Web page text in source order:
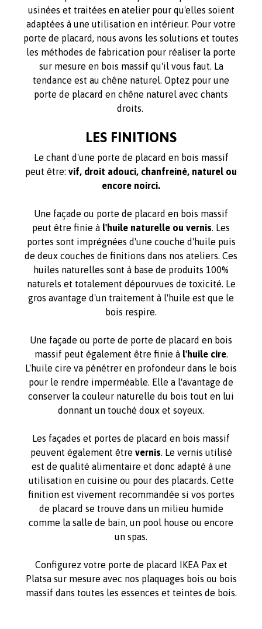
usinées et traitées en atelier pour qu'elles soient
adaptées à une utilisation en intérieur. Pour votre
porte de placard, nous avons les solutions et toutes
les méthodes de fabrication pour réaliser la porte
sur mesure en bois massif qu'il vous faut. La
tendance est au chêne naturel. Optez pour une
porte de placard en chêne naturel avec chants
droits.
LES FINITIONS
Le chant d'une porte de placard en bois massif
peut être: vif, droit adouci, chanfreiné, naturel ou
encore noirci.
Une façade ou porte de placard en bois massif
peut être finie à l'huile naturelle ou vernis . Les
portes sont imprégnées d'une couche d'huile puis
de deux couches de finitions dans nos ateliers. Ces
huiles naturelles sont à base de produits 100%
naturels et totalement dépourvues de toxicité. Le
gros avantage d'un traitement à l'huile est que le
bois respire.
Une façade ou porte de porte de placard en bois
massif peut également être finie à l'huile cire.
L'huile cire va pénétrer en profondeur dans le bois
pour le rendre imperméable. Elle a l'avantage de
conserver la couleur naturelle du bois tout en lui
donnant un touché doux et soyeux.
Les façades et portes de placard en bois massif
peuvent également être vernis . Le vernis utilisé
est de qualité alimentaire et donc adapté à une
utilisation en cuisine ou pour des placards. Cette
finition est vivement recommandée si vos portes
de placard se trouve dans un milieu humide
comme la salle de bain, un pool house ou encore
un spas.
Configurez votre porte de placard IKEA Pax et
Platsa sur mesure avec nos plaquages bois ou bois
massif dans toutes les essences et teintes de bois.